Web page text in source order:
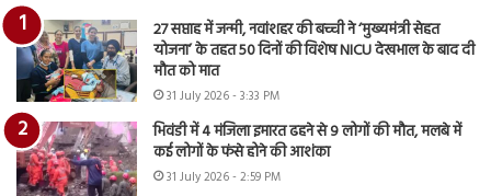
27 सप्ताह में जन्मी, नवांशहर की बच्ची ने ‘मुख्यमंत्री सेहत
योजना’ के तहत 50 दिनों की विशेष NICU देखभाल के बाद दी
मौत को मात
31 July 2026 - 3:33 PM
भिवंडी में 4 मंजिला इमारत ढहने से 9 लोगों की मौत, मलबे में
कई लोगों के फंसे होने की आशंका
31 July 2026 - 2:59 PM